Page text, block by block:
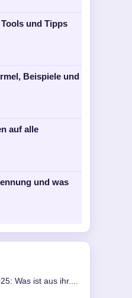
und Tipps
Beispiele und
auf alle
und was
Was ist aus ihr....